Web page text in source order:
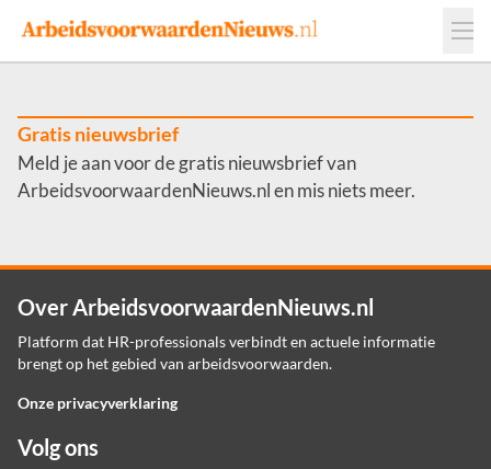
Events
Adverteren
Werkgevers
Contact
Gratis nieuwsbrief
Meld je aan voor de gratis nieuwsbrief van
ArbeidsvoorwaardenNieuws.nl en mis niets meer.
Over ArbeidsvoorwaardenNieuws.nl
Platform dat HR-professionals verbindt en actuele informatie
brengt op het gebied van arbeidsvoorwaarden.
Onze privacyverklaring
Volg ons